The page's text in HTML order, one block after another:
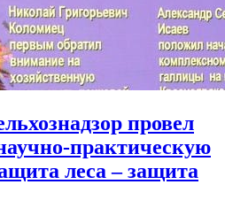
провел
практическую
леса – защита